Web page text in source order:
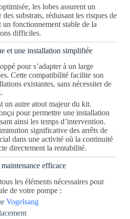
les lobes assurent un
substrats, réduisant les risques de
un fonctionnement stable de la
difficiles.
et une installation simplifiée
pour s’adapter à un large
Cette compatibilité facilite son
existantes, sans nécessiter de
un autre atout majeur du kit.
pour permettre une installation
ainsi les temps d’intervention.
significative des arrêts de
dans une activité où la continuité
directement la rentabilité.
efficace
les éléments nécessaires pour
de votre pompe :
Vogelsang